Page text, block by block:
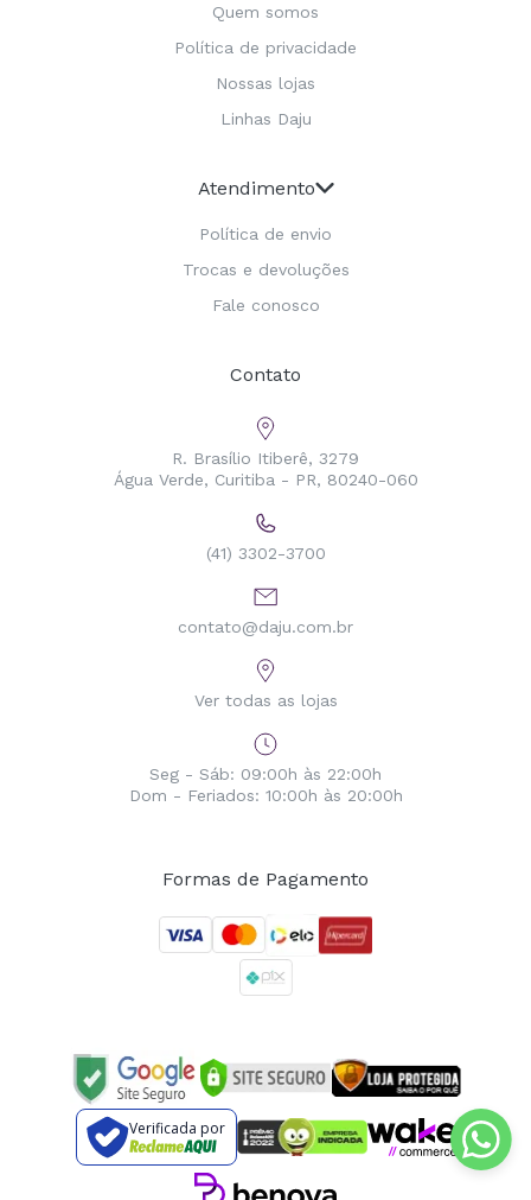
Quem somos
Política de privacidade
Nossas lojas
Linhas Daju
Atendimento
Política de envio
Trocas e devoluções
Fale conosco
Contato
R. Brasílio Itiberê, 3279
Água Verde, Curitiba - PR, 80240-060
(41) 3302-3700
contato@daju.com.br
Ver todas as lojas
Seg - Sáb: 09:00h às 22:00h
Dom - Feriados: 10:00h às 20:00h
Formas de Pagamento
Verificada por